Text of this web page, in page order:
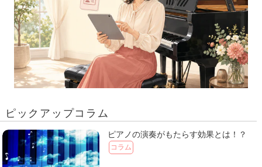
ピックアップコラム
ピアノの演奏がもたらす効果とは！？
コラム